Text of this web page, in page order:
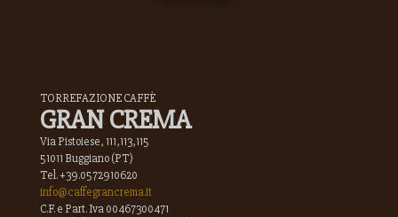
TORREFAZIONE CAFFÈ
GRAN CREMA
Via Pistoiese, 111,113,115
51011 Buggiano (PT)
Tel. +39.0572910620
info@caffegrancrema.it
C.F. e Part. Iva 00467300471